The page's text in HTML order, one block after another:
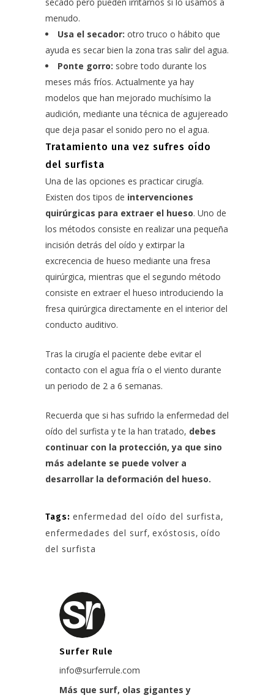
menudo.
Usa el secador: otro truco o hábito que
ayuda es secar bien la zona tras salir del agua.
Ponte gorro: sobre todo durante los
meses más fríos. Actualmente ya hay
modelos que han mejorado muchísimo la
audición, mediante una técnica de agujereado
que deja pasar el sonido pero no el agua.
Tratamiento una vez sufres oído
del surfista
Una de las opciones es practicar cirugía.
Existen dos tipos de intervenciones
quirúrgicas para extraer el hueso. Uno de
los métodos consiste en realizar una pequeña
incisión detrás del oído y extirpar la
excrecencia de hueso mediante una fresa
quirúrgica, mientras que el segundo método
consiste en extraer el hueso introduciendo la
fresa quirúrgica directamente en el interior del
conducto auditivo.
Tras la cirugía el paciente debe evitar el
contacto con el agua fría o el viento durante
un periodo de 2 a 6 semanas.
Recuerda que si has sufrido la enfermedad del
oído del surfista y te la han tratado, debes
continuar con la protección, ya que sino
más adelante se puede volver a
desarrollar la deformación del hueso.
Tags: enfermedad del oído del surfista,
enfermedades del surf, exóstosis, oído
del surfista
Surfer Rule
info@surferrule.com
Más que surf, olas gigantes y